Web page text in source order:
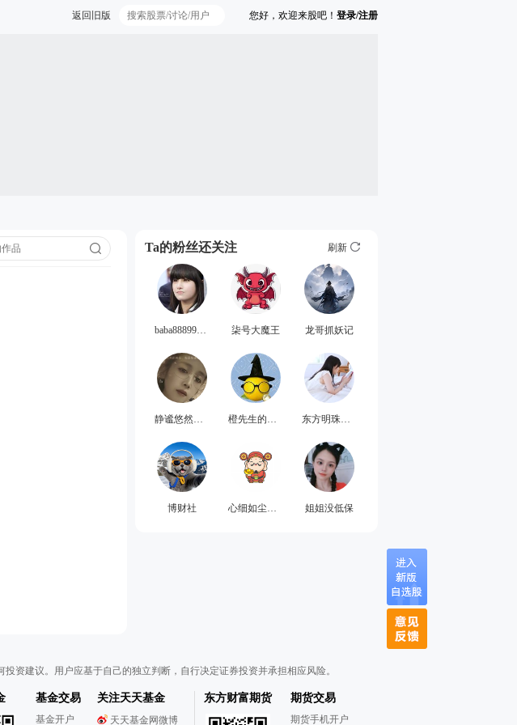
您好，欢迎来股吧！ 登录/注册
返回旧版
Ta的粉丝还关注 刷新
baba8889996755 柒号大魔王 龙哥抓妖记
静谧悠然的婉尔 橙先生的视界 东方明珠上海
博财社 心细如尘的冉春燕 姐姐没低保
资建议。用户应基于自己的独立判断，自行决定证券投资并承担相应风险。
基金交易
基金开户
关注天天基金
天天基金网微博
东方财富期货 期货交易
期货手机开户